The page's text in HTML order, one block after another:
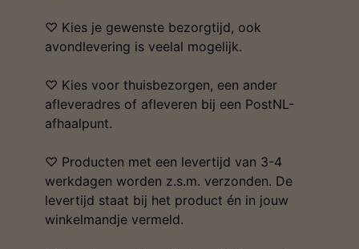
♡ Kies je gewenste bezorgtijd, ook
avondlevering is veelal mogelijk.
♡ Kies voor thuisbezorgen, een ander
afleveradres of afleveren bij een PostNL-
afhaalpunt.
♡ Producten met een levertijd van 3-4
werkdagen worden z.s.m. verzonden. De
levertijd staat bij het product én in jouw
winkelmandje vermeld.